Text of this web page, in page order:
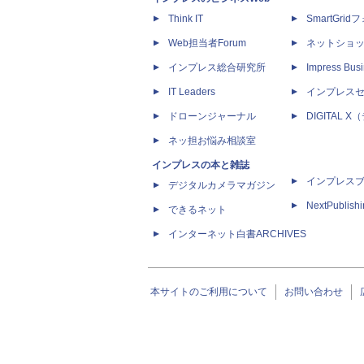
Think IT
Web担当者Forum
インプレス総合研究所
IT Leaders
ドローンジャーナル
ネッ担お悩み相談室
インプレスの本と雑誌
デジタルカメラマガジン
できるネット
インターネット白書ARCHIVES
SmartGridフ
ネットショ
Impress
インプレス
DIGITAL X（
インプレス
本サイトのご利用について お問い合わせ